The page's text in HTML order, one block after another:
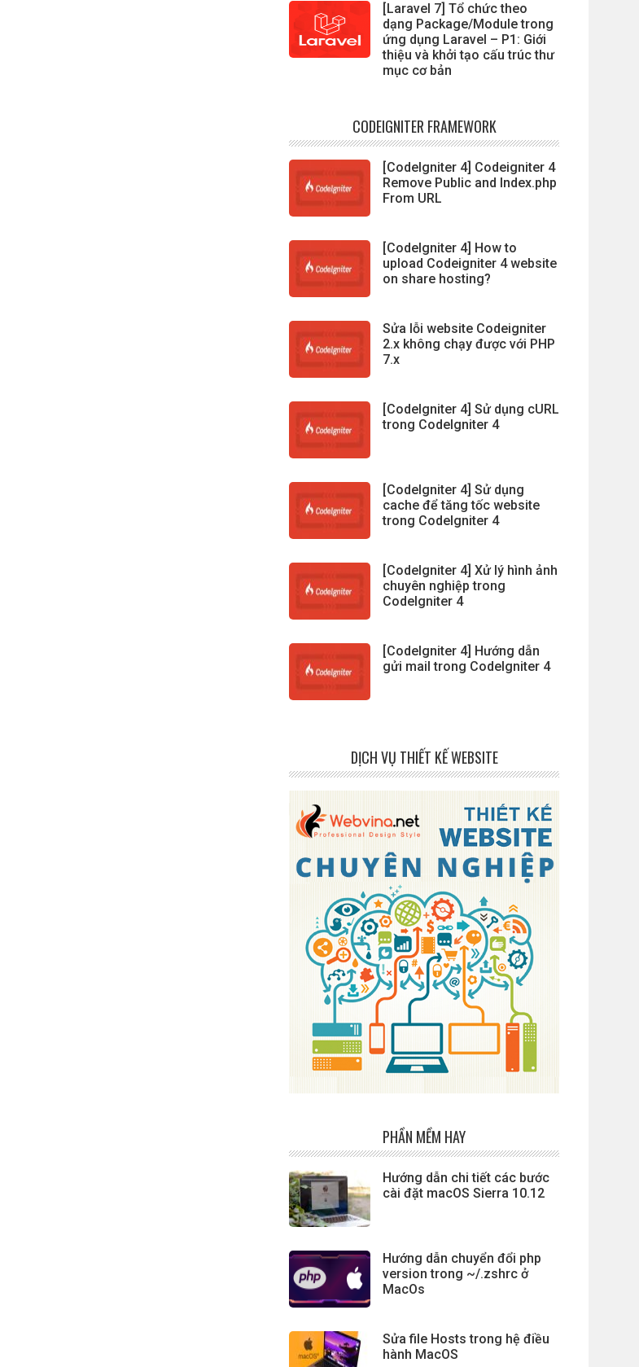
[Laravel 7] Tổ chức theo
dạng Package/Module trong
ứng dụng Laravel – P1: Giới
thiệu và khởi tạo cấu trúc thư
mục cơ bản
CODEIGNITER FRAMEWORK
[CodeIgniter 4] Codeigniter 4
Remove Public and Index.php
From URL
[CodeIgniter 4] How to
upload Codeigniter 4 website
on share hosting?
Sửa lỗi website Codeigniter
2.x không chạy được với PHP
7.x
[CodeIgniter 4] Sử dụng cURL
trong CodeIgniter 4
[CodeIgniter 4] Sử dụng
cache để tăng tốc website
trong CodeIgniter 4
[CodeIgniter 4] Xử lý hình ảnh
chuyên nghiệp trong
CodeIgniter 4
[CodeIgniter 4] Hướng dẫn
gửi mail trong CodeIgniter 4
DỊCH VỤ THIẾT KẾ WEBSITE
PHẦN MỀM HAY
Hướng dẫn chi tiết các bước
cài đặt macOS Sierra 10.12
Hướng dẫn chuyển đổi php
version trong ~/.zshrc ở
MacOs
Sửa file Hosts trong hệ điều
hành MacOS